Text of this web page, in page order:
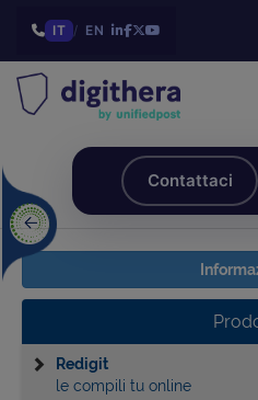
IT / EN
Contattaci
Redigit
le compili tu online